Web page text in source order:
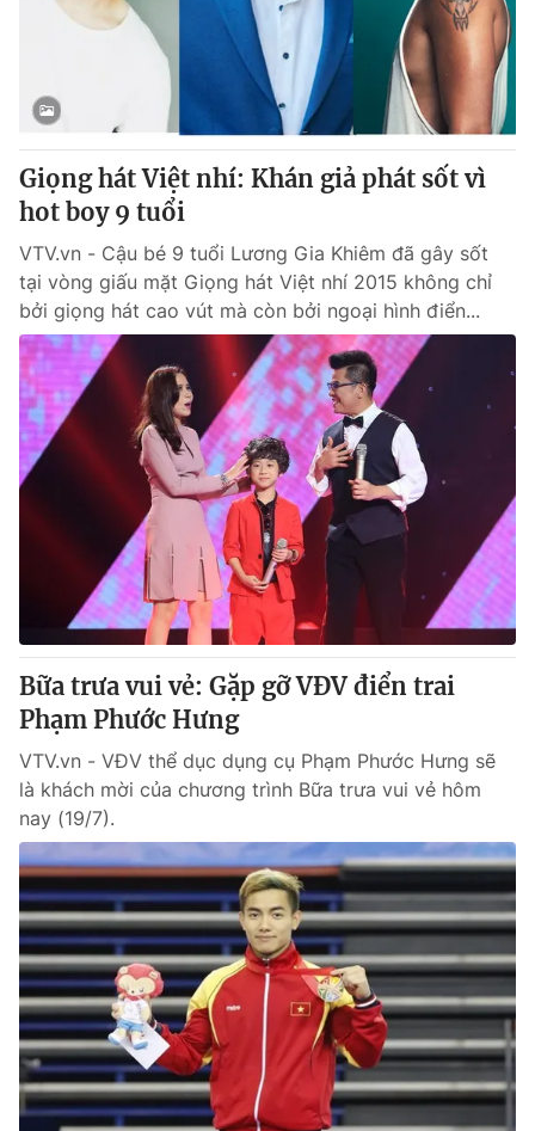
Sản phẩm
Tư vấn
Lịch phát sóng
Emagazine Podcast
Photo Infographic
Video Shorts video
VTV Money VTV Thể thao
VTV Sức khoẻ Bất động sản
Thị trường 24h Tấm lòng Việt
Vươn mình bằng AI
VTV9 VTV8
Liên hệ tòa soạn
THỜI BÁO VTV
Theo dõi báo trên
Cơ quan chủ quản:Đài Truyền hình Việt Nam
Cơ quan báo chí:Thời báo VTV
Giấy phép hoạt động báo in và báo điện tử số 483/GP-BTTTT
Giọng hát Việt nhí: Khán giả phát sốt vì
hot boy 9 tuổi
VTV.vn - Cậu bé 9 tuổi Lương Gia Khiêm đã gây sốt
tại vòng giấu mặt Giọng hát Việt nhí 2015 không chỉ
bởi giọng hát cao vút mà còn bởi ngoại hình điển...
Bữa trưa vui vẻ: Gặp gỡ VĐV điển trai
Phạm Phước Hưng
VTV.vn - VĐV thể dục dụng cụ Phạm Phước Hưng sẽ
là khách mời của chương trình Bữa trưa vui vẻ hôm
nay (19/7).